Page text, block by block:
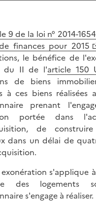
9 de la loi n° 2014-
finances pour 2015
le bénéfice de
du II de l'article 150
de biens
à ces biens
prenant
portée dans
de
dans un délai de
s'applique
des logements
s'engage à réaliser.